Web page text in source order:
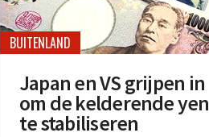
BUITENLAND
Japan en VS grijpen in
om de kelderende yen
te stabiliseren